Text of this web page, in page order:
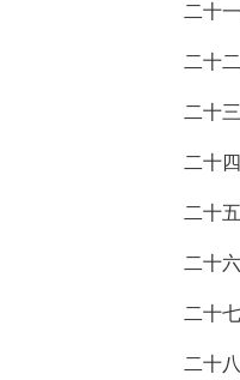
二十一
二十二
二十三
二十四
二十五
二十六
二十七
二十八